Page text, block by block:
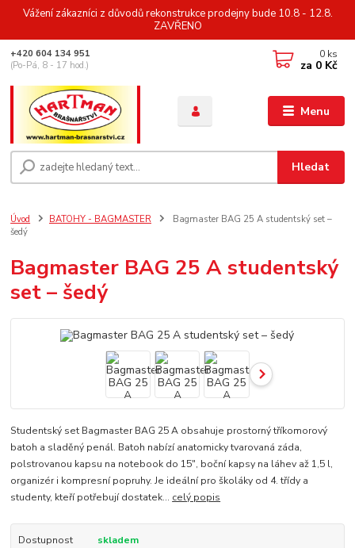
Vážení zákazníci z důvodů rekonstrukce prodejny bude 10.8 - 12.8.
ZAVŘENO
Menu
Hledat
+420 604 134 951
(Po-Pá, 8 - 17 hod.)
0 ks
za 0 Kč
Úvod BATOHY - BAGMASTER
Bagmaster BAG 25 A studentský set –
šedý
Bagmaster BAG 25 A studentský
set – šedý
Studentský set Bagmaster BAG 25 A obsahuje prostorný tříkomorový
batoh a sladěný penál. Batoh nabízí anatomicky tvarovaná záda,
polstrovanou kapsu na notebook do 15", boční kapsy na láhev až 1,5 l,
organizér i kompresní popruhy. Je ideální pro školáky od 4. třídy a
studenty, kteří potřebují dostatek... celý popis
Dostupnost skladem